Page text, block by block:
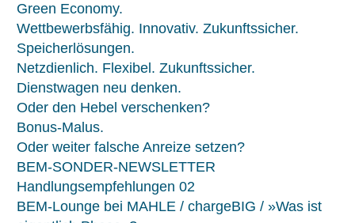
Green Economy.
Wettbewerbsfähig. Innovativ. Zukunftssicher.
Speicherlösungen.
Netzdienlich. Flexibel. Zukunftssicher.
Dienstwagen neu denken.
Oder den Hebel verschenken?
Bonus-Malus.
Oder weiter falsche Anreize setzen?
BEM-SONDER-NEWSLETTER
Handlungsempfehlungen 02
BEM-Lounge bei MAHLE / chargeBIG / »Was ist